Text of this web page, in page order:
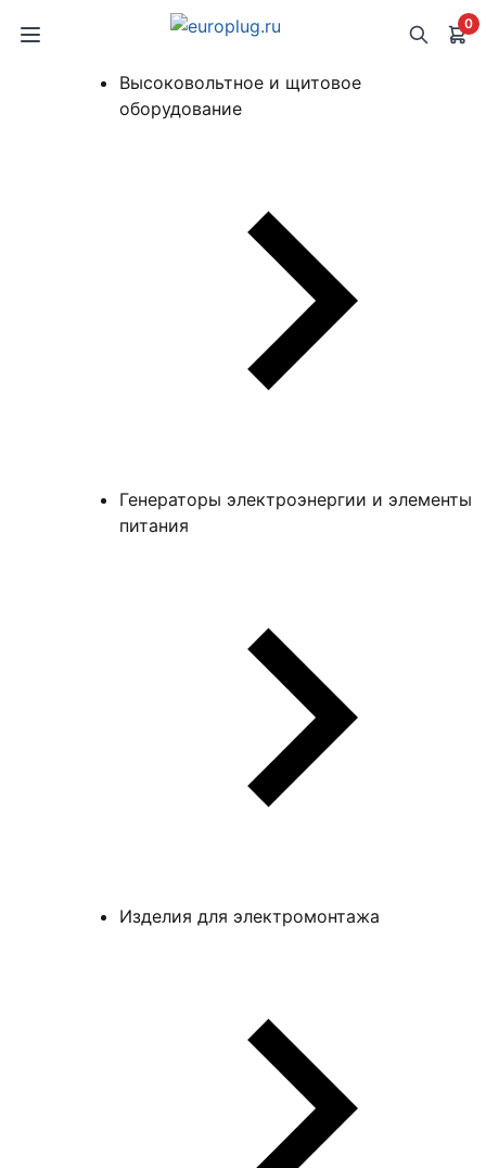
0
Высоковольтное и щитовое
оборудование
Генераторы электроэнергии и элементы
питания
Изделия для электромонтажа